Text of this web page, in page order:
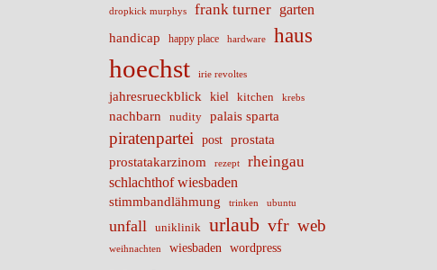
dropkick murphys frank turner
garten
handicap
happy place hardware haus
hoechst irie revoltes
jahresrueckblick kiel kitchen krebs
nachbarn nudity palais sparta
piratenpartei post
prostata
prostatakarzinom
rezept rheingau
schlachthof wiesbaden
stimmbandlähmung trinken ubuntu
unfall uniklinik urlaub vfr web
weihnachten wiesbaden wordpress